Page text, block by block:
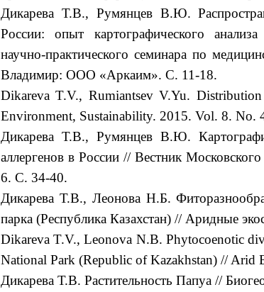
Дикарева Т.В., Румянцев В.Ю.
России: опыт картографического
научно-практического семинара по
Владимир: ООО «Аркаим». C. 11-18.
Dikareva T.V., Rumiantsev V.Yu.
Environment, Sustainability. 2015. Vol. 8. No.
Дикарева Т.В., Румянцев В.Ю.
аллергенов в России // Вестник
6. С. 34-40.
Дикарева Т.В., Леонова Н.Б.
парка (Республика Казахстан) // Аридные
Dikareva T.V., Leonova N.B. Phytocoenotic
National Раrk (Republic of Kazakhstan) //
Дикарева Т.В. Растительность Папуа //